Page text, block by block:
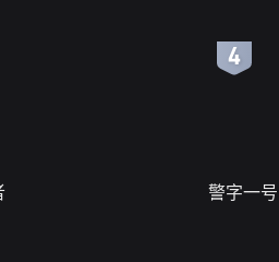
警字一号